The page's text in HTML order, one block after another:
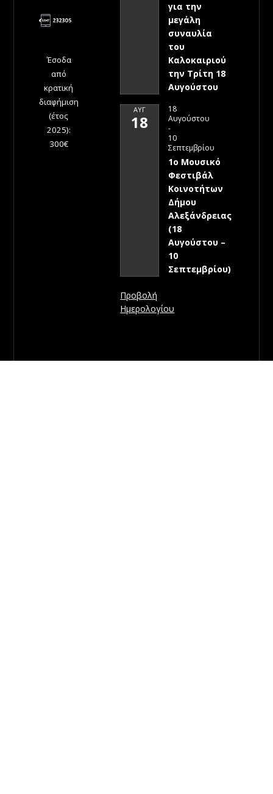
Έσοδα
από
κρατική
διαφήμιση
(έτος
2025):
300€
για την
μεγάλη
συναυλία
του
Καλοκαιριού
την Τρίτη 18
Αυγούστου
ΑΥΓ
18
18
Αυγούστου
-
10
Σεπτεμβρίου
1ο Μουσικό
Φεστιβάλ
Κοινοτήτων
Δήμου
Αλεξάνδρειας
(18
Αυγούστου –
10
Σεπτεμβρίου)